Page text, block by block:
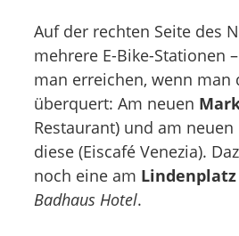
Auf der rechten Seite des
mehrere E-Bike-Stationen
man erreichen, wenn man
überquert: Am neuen
Restaurant) und am neuen
diese (Eiscafé Venezia).
noch eine am Lindenplatz
Badhaus Hotel.